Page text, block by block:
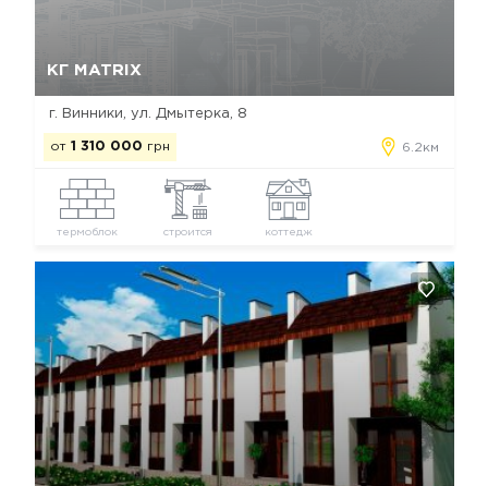
КГ MATRIX
г. Винники, ул. Дмытерка, 8
от 1 310 000 грн 6.2км
термоблок строится коттедж
Да, удалить Отмена